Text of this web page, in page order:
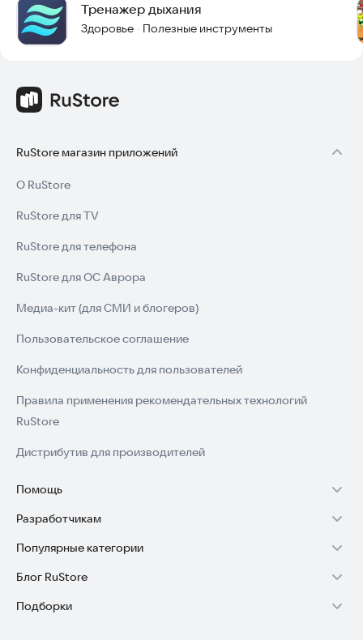
Тренажер дыхания
Здоровье · Полезные инструменты
RuStore магазин приложений
О RuStore
RuStore для TV
RuStore для телефона
RuStore для ОС Аврора
Медиа-кит (для СМИ и блогеров)
Пользовательское соглашение
Конфиденциальность для пользователей
Правила применения рекомендательных технологий
RuStore
Дистрибутив для производителей
Помощь
Установка RuStore на TV
Установка RuStore на телефон
Установка RuStore в машину
Помощь пользователям RuStore
Разработчикам
Зарабатывать с RuStore
Стать разработчиком
Доступ к RuStore Консоль
Популярные категории
Игры для Android
Приложения банков
Блог RuStore
Обзоры игр для Android 2025
Подборки